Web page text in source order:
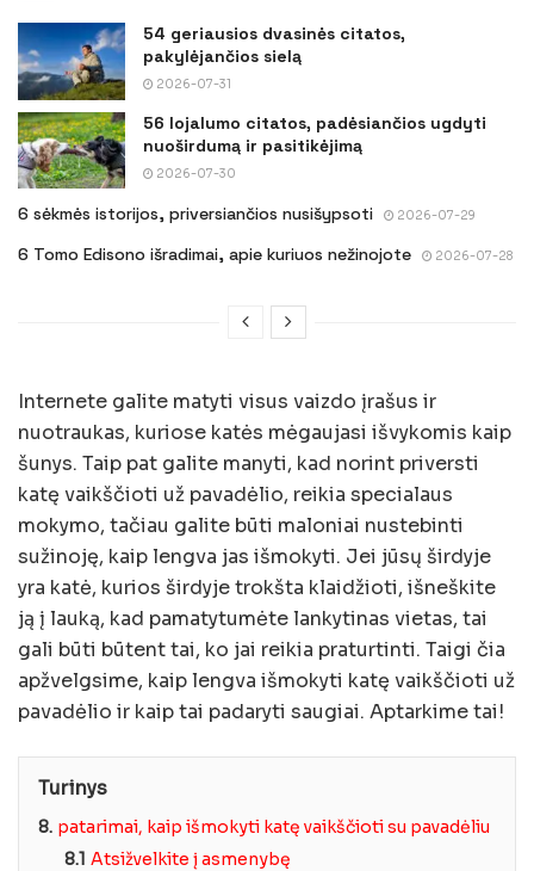
54 geriausios dvasinės citatos,
pakylėjančios sielą
2026-07-31
56 lojalumo citatos, padėsiančios ugdyti
nuoširdumą ir pasitikėjimą
2026-07-30
6 sėkmės istorijos, priversiančios nusišypsoti 2026-07-29
6 Tomo Edisono išradimai, apie kuriuos nežinojote 2026-07-28
Internete galite matyti visus vaizdo įrašus ir
nuotraukas, kuriose katės mėgaujasi išvykomis kaip
šunys. Taip pat galite manyti, kad norint priversti
katę vaikščioti už pavadėlio, reikia specialaus
mokymo, tačiau galite būti maloniai nustebinti
sužinoję, kaip lengva jas išmokyti. Jei jūsų širdyje
yra katė, kurios širdyje trokšta klaidžioti, išneškite
ją į lauką, kad pamatytumėte lankytinas vietas, tai
gali būti būtent tai, ko jai reikia praturtinti. Taigi čia
apžvelgsime, kaip lengva išmokyti katę vaikščioti už
pavadėlio ir kaip tai padaryti saugiai. Aptarkime tai!
Turinys
8. patarimai, kaip išmokyti katę vaikščioti su pavadėliu
8.1 Atsižvelkite į asmenybę